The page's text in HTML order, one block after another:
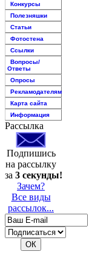
Конкурсы
Полезняшки
Статьи
Фотостена
Ссылки
Вопросы/
Ответы
Опросы
Рекламодателям
Карта сайта
Информация
Рассылка
Подпишись
на рассылку
за 3 секунды!
Зачем?
Все виды
рассылок...